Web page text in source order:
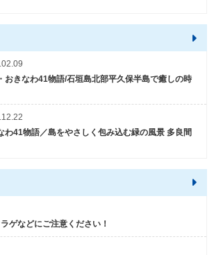
おきなわ41物語/石垣島北部平久保半島で癒しの時
わ41物語／島をやさしく包み込む緑の風景 多良間
ゲなどにご注意ください！